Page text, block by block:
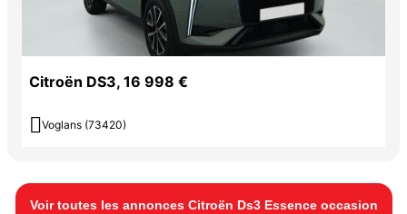
Citroën DS3, 16 998 €
 Voglans (73420)
Voir toutes les annonces Citroën Ds3 Essence occasion